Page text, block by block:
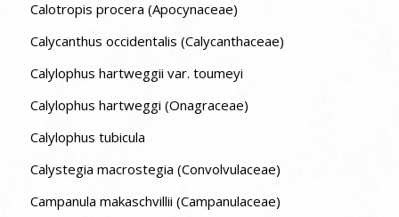
Calotropis procera (Apocynaceae)
Calycanthus occidentalis (Calycanthaceae)
Calylophus hartweggii var. toumeyi
Calylophus hartweggi (Onagraceae)
Calylophus tubicula
Calystegia macrostegia (Convolvulaceae)
Campanula makaschvillii (Campanulaceae)